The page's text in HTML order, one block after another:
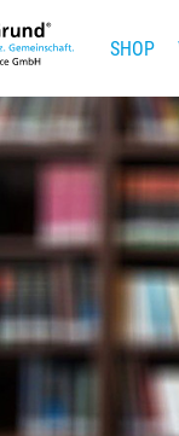
SHOP